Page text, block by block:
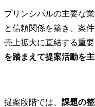
プリンシパルの主要な
と信頼関係を築き、案
売上拡大に直結する重要
を踏まえて提案活動を
提案段階では、 課題の